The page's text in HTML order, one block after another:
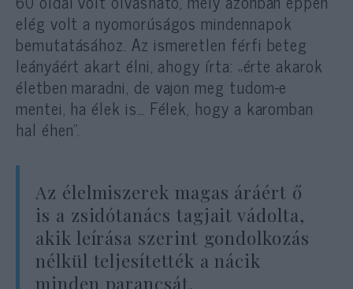
elég volt a nyomorúságos mindennapok
bemutatásához. Az ismeretlen férfi beteg
leányáért akart élni, ahogy írta: „érte akarok
életben maradni, de vajon meg tudom-e
mentei, ha élek is… Félek, hogy a karomban
hal éhen”.
Az élelmiszerek magas áráért ő
is a zsidótanács tagjait vádolta,
akik leírása szerint gondolkozás
nélkül teljesítették a nácik
minden parancsát.